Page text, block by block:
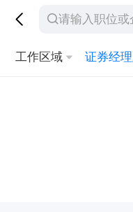
工作区域